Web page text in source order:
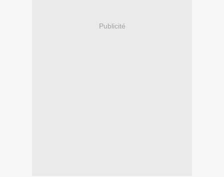
Publicité